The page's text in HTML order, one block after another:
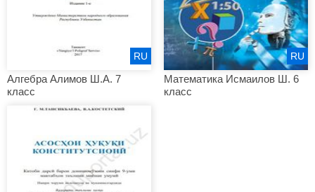
Алгебра Алимов Ш.А. 7
класс
RU
Математика Исмаилов Ш. 6
класс
RU